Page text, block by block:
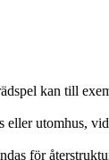
kan till
eller utomhus,
för